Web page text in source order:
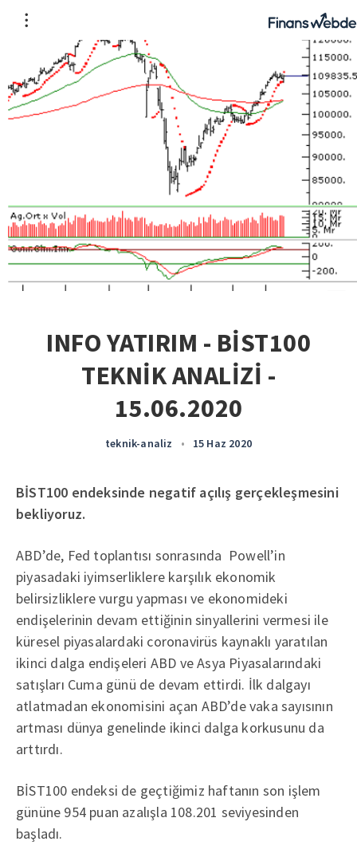
INFO YATIRIM - BİST100
TEKNİK ANALİZİ -
15.06.2020
teknik-analiz • 15 Haz 2020
BİST100 endeksinde negatif açılış gerçekleşmesini
bekliyoruz.
ABD’de, Fed toplantısı sonrasında Powell’in
piyasadaki iyimserliklere karşılık ekonomik
belirsizliklere vurgu yapması ve ekonomideki
endişelerinin devam ettiğinin sinyallerini vermesi ile
küresel piyasalardaki coronavirüs kaynaklı yaratılan
ikinci dalga endişeleri ABD ve Asya Piyasalarındaki
satışları Cuma günü de devam ettirdi. İlk dalgayı
atlatmadan ekonomisini açan ABD’de vaka sayısının
artması dünya genelinde ikinci dalga korkusunu da
arttırdı.
BİST100 endeksi de geçtiğimiz haftanın son işlem
gününe 954 puan azalışla 108.201 seviyesinden
başladı.